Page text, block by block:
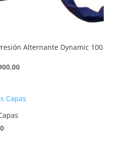
Alternante Dynamic 100
El
es:
El